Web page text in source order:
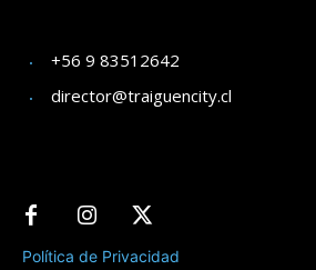
+56 9 83512642
director@traiguencity.cl
Política de Privacidad